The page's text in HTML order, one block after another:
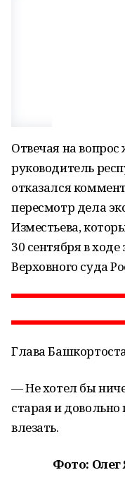
Отвечая на
руководитель
отказался
пересмотр дела
Изместьева,
30 сентября в
Верховного суда
Глава
— Не хотел бы
старая и довольно
влезать.
Фото: